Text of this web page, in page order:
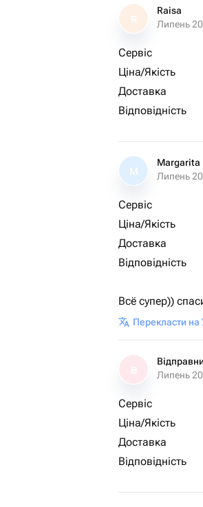
R
Raisa
Липень
Сервіс
Ціна/Якість
Доставка
Відповідність
M
Margarita
Липень
Сервіс
Ціна/Якість
Доставка
Відповідність
Всё супер))
Перекласти на
Липень
Сервіс
Ціна/Якість
Доставка
Відповідність